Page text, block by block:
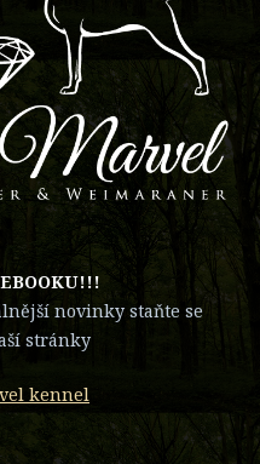
novinky staňte se
stránky
kennel